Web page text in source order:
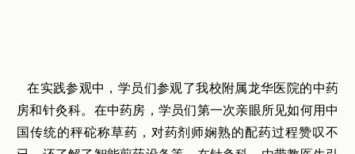
在实践参观中，学员们参观了我校附属龙华医院的中药
房和针灸科。在中药房，学员们第一次亲眼所见如何用中
国传统的秤砣称草药，对药剂师娴熟的配药过程赞叹不